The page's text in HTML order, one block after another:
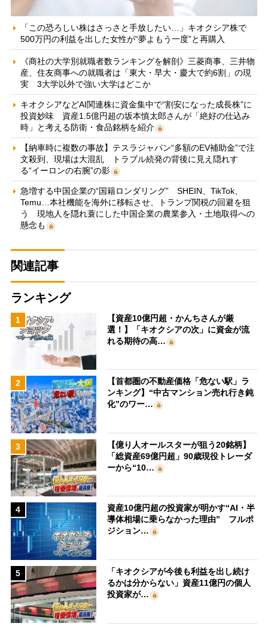
「この恐ろしい株はさっさと手放したい…」キオクシア株で
500万円の利益を出した女性が“夢よもう一度”と再購入
《商社の大学別就職者数ランキングを解剖》三菱商事、三井物
産、住友商事への就職者は「東大・早大・慶大で約6割」の現
実 3大学以外で強い大学はどこか
キオクシアなどAI関連株に資金集中で“割安になった成長株”に
投資妙味 資産1.5億円超の坂本慎太郎さんが「絶好の仕込み
時」と考える防衛・食品銘柄を紹介
【納車時に複数の事故】テスラジャパン“多額のEV補助金”で注
文殺到、現場は大混乱 トラブル続発の背後に見え隠れす
る“イーロンの右腕”の影
急増する中国企業の“国籍ロンダリング” SHEIN、TikTok、
Temu…本社機能を海外に移転させ、トランプ関税の回避を狙
う 現地人を隠れ蓑にした中国企業の農業参入・土地取得への
懸念も
関連記事
ランキング
1
【資産10億円超・かんちさんが厳
選！】「キオクシアの次」に資金が流
れる期待の高…
2
【首都圏の不動産価格「危ない駅」ラ
ンキング】“中古マンション売れ行き鈍
化”のワー…
3
【億り人オールスターが狙う20銘柄】
「総資産69億円超」90歳現役トレーダ
ーから“10…
4
資産10億円超の投資家が明かす“AI・半
導体相場に乗らなかった理由” フルポ
ジション…
5
「キオクシアが今後も利益を出し続け
るかは分からない」資産11億円の個人
投資家が…